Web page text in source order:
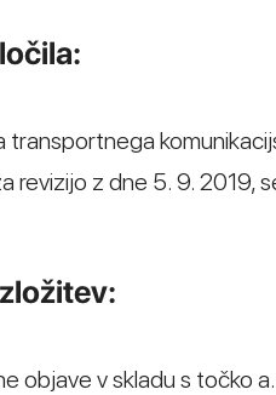
revizijo z dne 5. 9. 2019,
objave v skladu s točko